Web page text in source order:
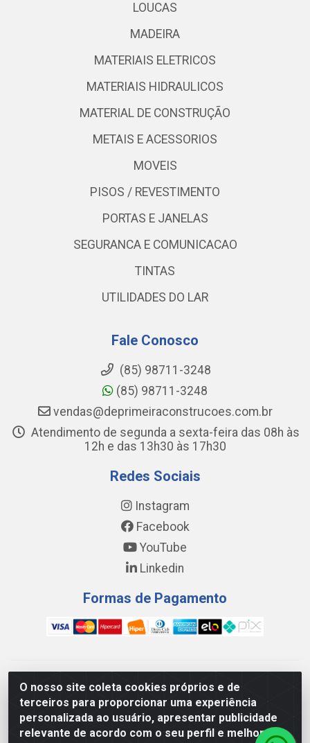
O nosso site coleta cookies próprios e de
terceiros para proporcionar uma experiência
personalizada ao usuário, apresentar publicidade
relevante de acordo com o seu perfil e melhorar a
LOUCAS
MADEIRA
MATERIAIS ELETRICOS
MATERIAIS HIDRAULICOS
MATERIAL DE CONSTRUÇÃO
METAIS E ACESSORIOS
MOVEIS
PISOS / REVESTIMENTO
PORTAS E JANELAS
SEGURANCA E COMUNICACAO
TINTAS
UTILIDADES DO LAR
Fale Conosco
(85) 98711-3248
(85) 98711-3248
vendas@deprimeiraconstrucoes.com.br
Atendimento de segunda a sexta-feira das 08h às
12h e das 13h30 às 17h30
Redes Sociais
Instagram
Facebook
YouTube
Linkedin
Formas de Pagamento
WING DISTRIBUIDORA COMÉRCIO E LOGÍSTICA DE MATERIAL
DE CONSTRUÇÕES LTDA - AV. DA INTEGRAÇÃO, 790 -
PATRÍCIA GOMES, CAUCAIA/CE - CEP 61.604-505 - CNPJ
17.523.384/0001-20